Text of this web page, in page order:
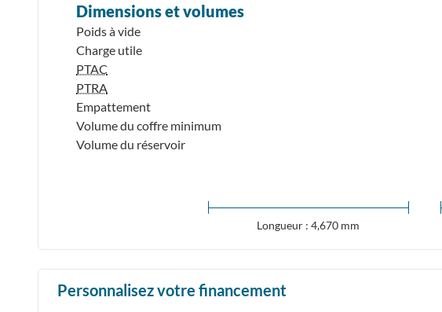
Dimensions et volumes
Poids à vide
Charge utile
PTAC
PTRA
Empattement
Volume du coffre minimum
Volume du réservoir
Longueur : 4,670 mm
Personnalisez votre financement